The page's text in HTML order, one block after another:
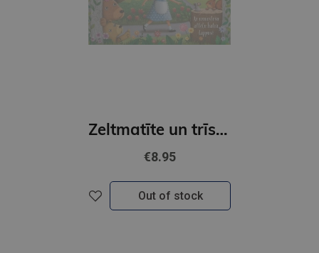
Zeltmatīte un trīs lāči. Ar iznirstošu attēlu katrā lappusē
€8.95
Out of stock